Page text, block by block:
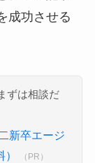
成功させる
ずは相談だ
新卒エージ
（PR）